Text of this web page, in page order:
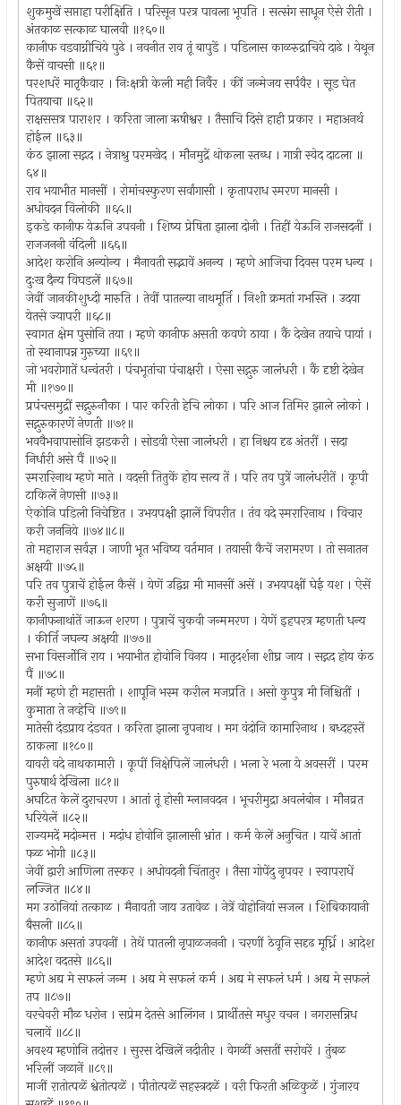
शुकमुखें सप्ताहा परीक्षिति । परिसून परत्र पावला भूपति । सत्संग साधून ऐसे रीती ।
अंतकाळ सत्काळ घालवी ॥१६०॥
कानीफ वडवाग्नीचिये पुढे । नवनीत राव तूं बापुडें । पडिलास काळरुद्राचिये दाढे । येथून
कैसें वाचसी ॥६१॥
परशधरें मातृकैवार । निःक्षत्री केली मही निर्वैर । कीं जन्मेजय सर्पवैर । सूड घेत
पितयाचा ॥६२॥
राक्षससत्र पाराशर । करिता जाला ऋषीश्वर । तैसाचि दिसे हाही प्रकार । महाअनर्थ
होईल ॥६३॥
कंठ झाला सद्गद । नेत्राश्रु परमखेद । मौनमुद्रें थोकला स्तब्ध । गात्री स्वेद दाटला ॥
६४॥
राव भयाभीत मानसीं । रोमांचस्फुरण सर्वांगासी । कृतापराध स्मरण मानसी ।
अधोवदन विलोकी ॥६५॥
इकडे कानीफ येऊनि उपवनी । शिष्य प्रेषिता झाला दोनी । तिहीं येऊनि राजसदनीं ।
राजजननी वंदिली ॥६६॥
आदेश करोनि अन्योन्य । मैनावती सद्भावें अनन्य । म्हणे आजिचा दिवस परम धन्य ।
दुःख दैन्य विघडलें ॥६७॥
जेवीं जानकीशुध्दी मारुति । तेवीं पातल्या नाथमूर्ति । निशी क्रमतां गभस्ति । उदया
येतसे ज्यापरी ॥६८॥
स्वागत क्षेम पुसोनि तया । म्हणे कानीफ असती कवणे ठाया । कैं देखेन तयाचे पायां ।
तो स्थानापन्न गुरुच्या ॥६९॥
जो भवरोगातें धन्वंतरी । पंचभूतांचा पंचाक्षरी । ऐसा सद्गुरु जालंधरी । कैं दृष्टी देखेन
मी ॥१७०॥
प्रपंचसमुद्रीं सद्गुरुनौका । पार करिती हेचि लोका । परि आज तिमिर झाले लोकां ।
सद्गुरुकारणें नेणती ॥७१॥
भववैभवापासोनि झडकरी । सोडवी ऐसा जालंधरी । हा निश्चय दृढ अंतरीं । सदा
निर्धारी असे पैं ॥७२॥
स्मरारिनाथ म्हणे माते । वदसी तितुकें होय सत्य तें । परि तव पुत्रें जालंधरीतें । कूपी
टाकिलें नेणसी ॥७३॥
ऐकोनि पडिली निचेष्टित । उभयपक्षी झालें विपरीत । तंव वदे स्मरारिनाथ । विचार
करी जननिये ॥७४॥८॥
तो महाराज सर्वज्ञ । जाणी भूत भविष्य वर्तमान । तयासी कैचें जरामरण । तो सनातन
अक्षयी ॥७५॥
परि तव पुत्राचें होईल कैसें । येणें उद्विग्न मी मानसीं असें । उभयपक्षीं घेई यश । ऐसें
करी सुजाणें ॥७६॥
कानीफनाथांतें जाऊन शरण । पुत्राचें चुकवी जन्ममरण । येणें इहपरत्र म्हणती धन्य
। कीर्ति जघन्य अक्षयी ॥७७॥
सभा विसर्जोनि राय । भयाभीत होवोनि विनय । मातृदर्शना शीघ्र जाय । सद्गद होय कंठ
पैं ॥७८॥
मनीं म्हणे ही महासती । शापूनि भस्म करील मजप्रति । असो कुपुत्र मी निश्चितीं ।
कुमाता ते नव्हेचि ॥७९॥
मातेसी दंडप्राय दंडवत । करिता झाला नृपनाथ । मग वंदोनि कामारिनाथ । बध्दहस्तें
ठाकला ॥१८०॥
यावरी वदे नाथकामारी । कूपीं निक्षेपिलें जालंधरी । भला रे भला ये अवसरीं । परम
पुरुषार्थ देखिला ॥८१॥
अघटित केलें दुराचरण । आतां तूं होसी म्लानवदन । भूचरीमुद्रा अवलंबोन । मौनव्रत
धरियेलें ॥८२॥
राज्यमदें मदोन्मत्त । मदांध होवोनि झालासी भ्रांत । कर्म केलें अनुचित । याचें आतां
फळ भोगी ॥८३॥
जेवीं द्वारी आणिला तस्कर । अधोवदनी चिंतातुर । तैसा गोपेंदु नृपवर । स्वापराधें
लज्जित ॥८४॥
मग उठोनियां तत्काळ । मैनावती जाय उतावेळ । नेत्रें वोहोनियां सजल । शिबिकायानी
बैसली ॥८५॥
कानीफ असतां उपवनीं । तेथें पातली नृपाळजननी । चरणीं ठेवूनि सदृढ मूर्ध्नि । आदेश
आदेश वदतसे ॥८६॥
म्हणे अद्य मे सफलं जन्म । अद्य मे सफलं कर्म । अद्य मे सफलं धर्म । अद्य मे सफलं
तप ॥८७॥
वरचेवरी मौळ धरोन । सप्रेम देतसे आलिंगन । प्रार्थीतसे मधुर वचन । नगरासन्निध
चलावें ॥८८॥
अवश्य म्हणोनि तदोत्तर । सुरस देखिलें नदीतीर । वेगळीं असतीं सरोवरें । तुंबळ
भरिलीं जळानें ॥८९॥
माजीं रातोत्पळें श्वेतोत्पळें । पीतोत्पळें सहस्त्रदळें । वरी फिरती अळिकुळें । गुंजारव